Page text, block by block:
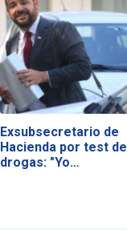
Exsubsecretario de
Hacienda por test de
drogas: "Yo…